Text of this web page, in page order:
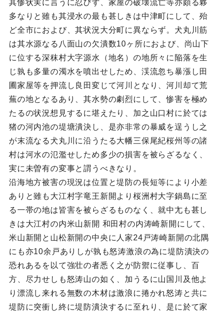
其惨状実に言うに忍びず、家屋の破壊流亡等亦頗る夥
多なりと雖も其浸水の最も甚しきは中津町にして、殆
ど全市におよび、其状況大分町に異ならず。犬丸川筋
は其水源なる八面山の欠潰数10ヶ所におよび、尚山下
に位する深秣村大字源水（地名）の地所々に陥落を生
じ孰も多量の濁水を噴出せしため、渓流忽ち暴漲し田
圃家屋等を押流し良田変じて河川となり、河川却て荒
蕪の地となるあり、其水勢の劇烈にして、惨害を極め
たるの状況想見するに堪えたり、加之山口村に於ては
猪の河内池の堤塘潰決し、是亦非常の暴威を逞うし之
が末流なる犬丸川に沿うたる大幡三保尾紀桜州等の諸
村は河水の氾濫せしため多少の損害を被らざるなく、
実に未曽有の変事と謂うべきなり。
沿海地方被害の現況は位置と堤防の長短等により小差
ありと雖も大江村字竜王新開より桜洲村大字鍋島に至
る一帯の地は皆害を被らざるものなく、就中尢も甚し
きは大江村の内米山新開 和田村の内涛崎新開にして、
米山新開と山松新開の中央に人家24戸涛崎新開の北隅
にも亦10余戸ありしが孰も怒涛激浪の為に堤防潰決の
恐れあるを以て強壮の者悉く之が防禦に従事し、百
方、尽力せしも怒涛山の如く、加うるに山国川及他よ
り漂流し来れる無数の木材は激浪に捲かれ怒涛と共に
堤防に突衝し終に堤防潰決するに至れり、是に於て家